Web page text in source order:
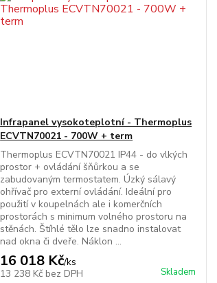
Infrapanel vysokoteplotní - Thermoplus
ECVTN70021 - 700W + term
Thermoplus ECVTN70021 IP44 - do vlkých
prostor + ovládání šňůrkou a se
zabudovaným termostatem. Úzký sálavý
ohřívač pro externí ovládání. Ideální pro
použití v koupelnách ale i komerčních
prostorách s minimum volného prostoru na
stěnách. Štíhlé tělo lze snadno instalovat
nad okna či dveře. Náklon ...
16 018 Kč/ks
13 238 Kč bez DPH Skladem